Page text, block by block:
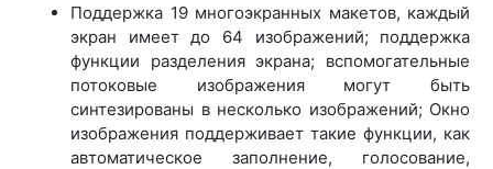
Поддержка 19 многоэкранных макетов, каждый
экран имеет до 64 изображений; поддержка
функции разделения экрана; вспомогательные
потоковые изображения могут быть
синтезированы в несколько изображений; Окно
изображения поддерживает такие функции, как
автоматическое заполнение, голосование,